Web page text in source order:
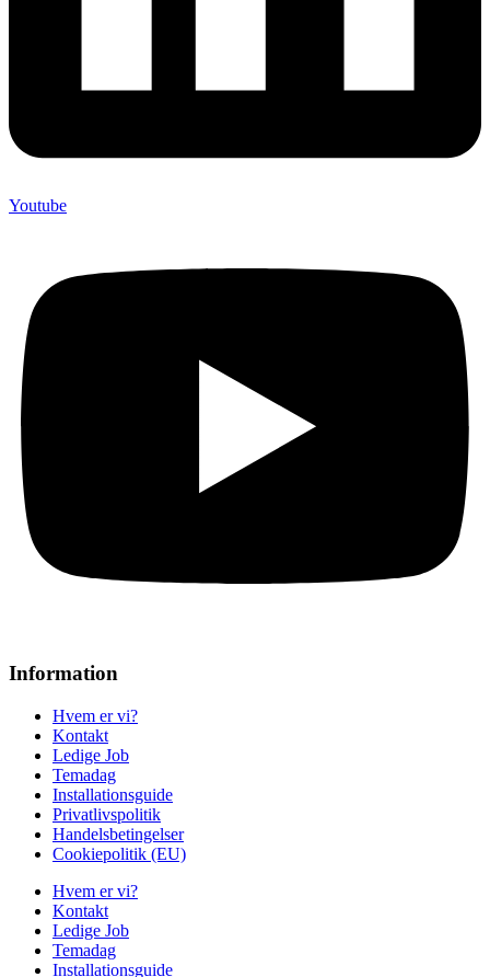
Youtube
Information
Hvem er vi?
Kontakt
Ledige Job
Temadag
Installationsguide
Privatlivspolitik
Handelsbetingelser
Cookiepolitik (EU)
Hvem er vi?
Kontakt
Ledige Job
Temadag
Installationsguide